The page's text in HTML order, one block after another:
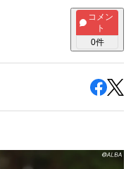
コメン
ト
0件